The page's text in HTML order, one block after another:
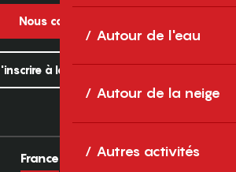
Autour de l'eau
Autour de la neige
Autres activités
Nous contacter
à la newsletter
France Europe